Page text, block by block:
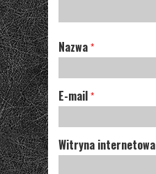
Nazwa *
E-mail *
Witryna internetowa